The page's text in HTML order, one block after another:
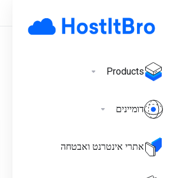
Products
דומיינים
אתרי אינטרנט ואבטחה